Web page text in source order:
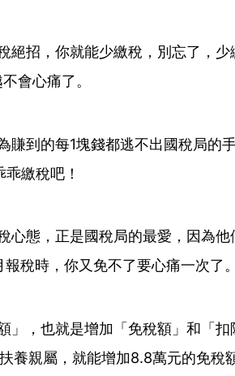
絕招，你就能少繳稅，別忘了，
會心痛了。
賺到的每1塊錢都逃不出國稅局的
繳稅吧！
心態，正是國稅局的最愛，因為
稅時，你又免不了要心痛一次了。
」，也就是增加「免稅額」和「扣
養親屬，就能增加8.8萬元的免稅